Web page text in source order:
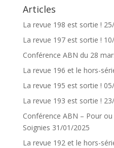
Articles
La revue 198 est sortie !
La revue 197 est sortie !
Conférence ABN du 28
La revue 196 et le hors-
La revue 195 est sortie !
La revue 193 est sortie !
Conférence ABN – Pour
Soignies 31/01/2025
La revue 192 et le hors-